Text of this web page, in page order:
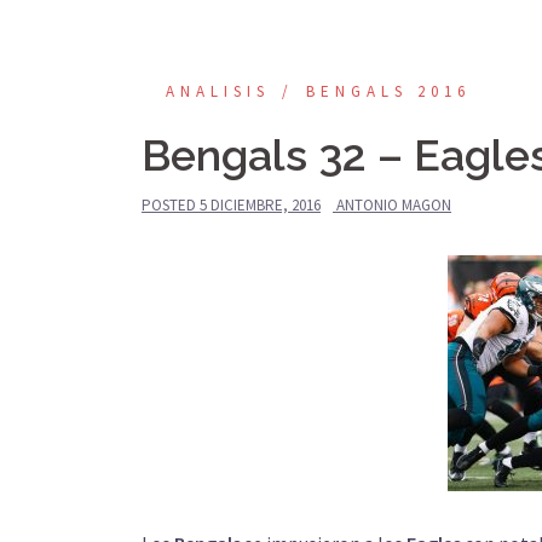
ANALISIS BENGALS 2016
Bengals 32 –
POSTED 5 DICIEMBRE, 2016 ANTONIO MAGON